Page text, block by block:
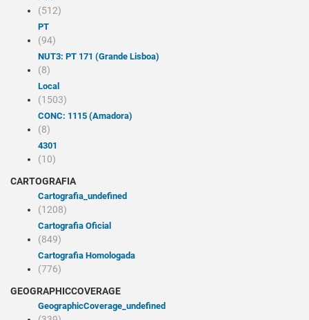
(512)
PT
(94)
NUT3: PT 171 (Grande Lisboa)
(8)
Local
(1503)
CONC: 1115 (Amadora)
(8)
4301
(10)
CARTOGRAFIA
cartografia_undefined
(1208)
Cartografia Oficial
(849)
Cartografia Homologada
(776)
GEOGRAPHICCOVERAGE
geographicCoverage_undefined